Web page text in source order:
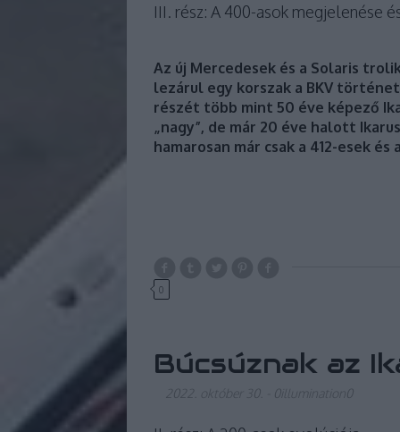
III. rész: A 400-asok megjelenése
Az új Mercedesek és a Solaris
lezárul egy korszak a BKV
részét több mint 50 éve képező
„nagy”, de már 20 éve halott
hamarosan már csak a 412-esek
0
Búcsúznak az
2022. október 30. 0illumination0